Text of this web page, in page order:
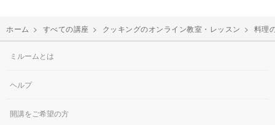
ホーム > すべての講座 > クッキングのオンライン教室・レッスン > 料理
ミルームとは
ヘルプ
開講をご希望の方